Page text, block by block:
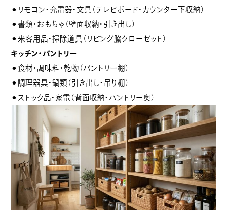
⚫︎リモコン・充電器・文具（テレビボード・カウンター下収納）
⚫︎書類・おもちゃ（壁面収納・引き出し）
⚫︎来客用品・掃除道具（リビング脇クローゼット）
キッチン・パントリー
⚫︎食材・調味料・乾物（パントリー棚）
⚫︎調理器具・鍋類（引き出し・吊り棚）
⚫︎ストック品・家電（背面収納・パントリー奥）